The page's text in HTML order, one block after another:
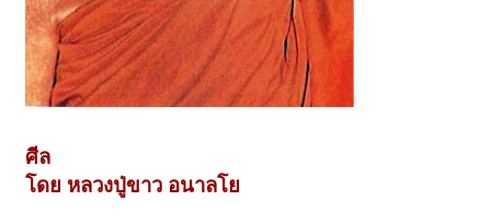
ศีล
โดย หลวงปู่ขาว อนาลโย